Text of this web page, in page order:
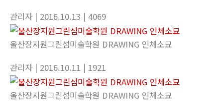
관리자 | 2016.10.13 | 4069
울산장지원그린섬미술학원 DRAWING 인체소묘
관리자 | 2016.10.11 | 1921
울산장지원그린섬미술학원 DRAWING 인체소묘